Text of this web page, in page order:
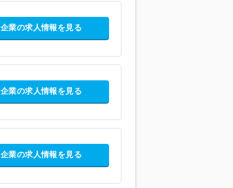
企業の求人情報を見る
企業の求人情報を見る
企業の求人情報を見る